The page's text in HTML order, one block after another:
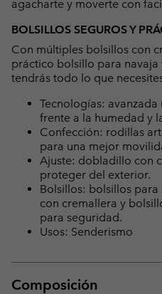
agacharte y moverte con
BOLSILLOS SEGUROS Y
Con múltiples bolsillos con
práctico bolsillo para
tendrás todo lo que
Tecnologías:
frente a la humedad y
Confección: rodillas
para una mejor
Ajuste: dobladillo con
proteger del exterior.
Bolsillos: bolsillos
con cremallera y
para seguridad.
Usos: Senderismo
Composición